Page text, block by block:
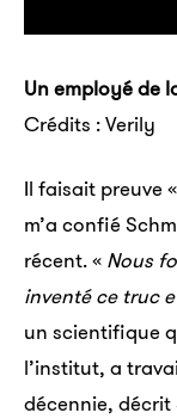
Un employé de
Crédits : Verily
Il faisait preuve «
m’a confié
récent. « Nous
inventé ce truc
un scientifique
l’institut, a
décennie, décrit